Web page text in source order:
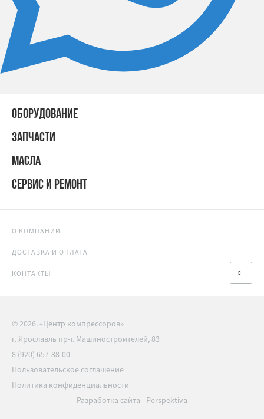
ОБОРУДОВАНИЕ
ЗАПЧАСТИ
МАСЛА
СЕРВИС И РЕМОНТ
О КОМПАНИИ
ДОСТАВКА И ОПЛАТА
КОНТАКТЫ
© 2026. «Центр компрессоров»
г. Ярославль пр-т. Машиностроителей, 83
8 (920) 657-88-00
Пользовательское соглашение
Политика конфиденциальности
Разработка сайта - Perspektiva